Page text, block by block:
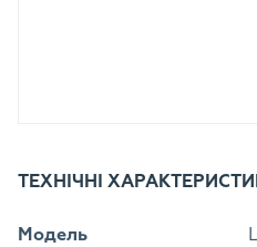
ТЕХНІЧНІ
Модель